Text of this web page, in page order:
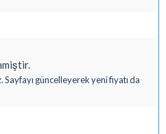
güncelleyerek yeni fiyatı da